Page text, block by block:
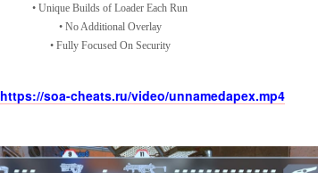
• Unique Builds of Loader Each Run
• No Additional Overlay
• Fully Focused On Security
https://soa-cheats.ru/video/unnamedapex.mp4